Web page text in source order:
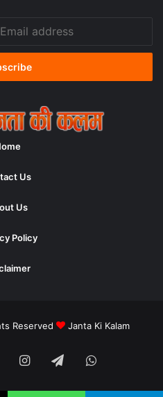
Us
Us
Policy
Reserved Janta Ki Kalam
Instagram
TelegramWhatsApp